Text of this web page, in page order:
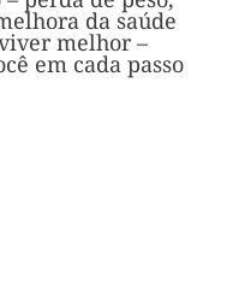
da saúde
melhor –
em cada passo